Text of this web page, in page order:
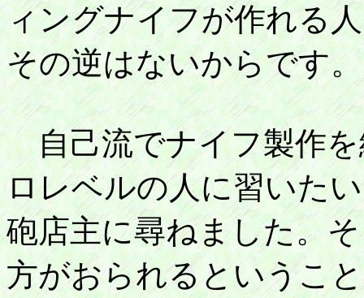
ィングナイフが作れる
その逆はないからです。
自己流でナイフ製作を
ロレベルの人に習いた
砲店主に尋ねました。
方がおられるというこ